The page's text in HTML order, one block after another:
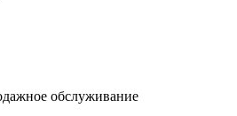
обслуживание